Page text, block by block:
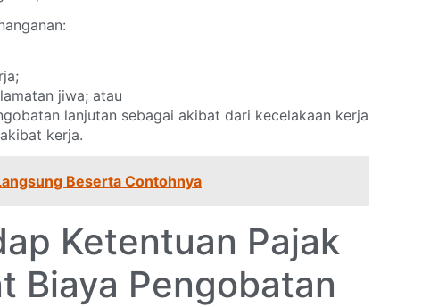
jiwa; atau
lanjutan sebagai akibat dari kecelakaan kerja
kerja.
Beserta Contohnya
Ketentuan Pajak
Biaya Pengobatan